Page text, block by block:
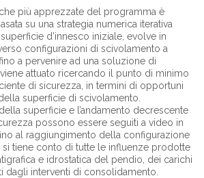
più apprezzate del programma è
su una strategia numerica iterativa
d’innesco iniziale, evolve in
configurazioni di scivolamento a
a pervenire ad una soluzione di
attuato ricercando il punto di minimo
di sicurezza, in termini di opportuni
superficie di scivolamento.
della superficie e l’andamento decrescente
possono essere seguiti a video in
al raggiungimento della configurazione
tiene conto di tutte le influenze prodotte
e idrostatica del pendio, dei carichi
dagli interventi di consolidamento.